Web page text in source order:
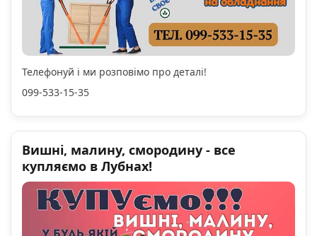
Телефонуй і ми розповімо про деталі!
099-533-15-35
Вишні, малину, смородину - все
купляємо в Лубнах!